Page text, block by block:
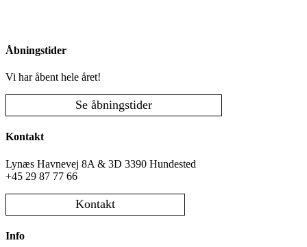
Åbningstider
Vi har åbent hele året!
Se åbningstider
Kontakt
Lynæs Havnevej 8A & 3D 3390 Hundested
+45 29 87 77 66
Kontakt
Info